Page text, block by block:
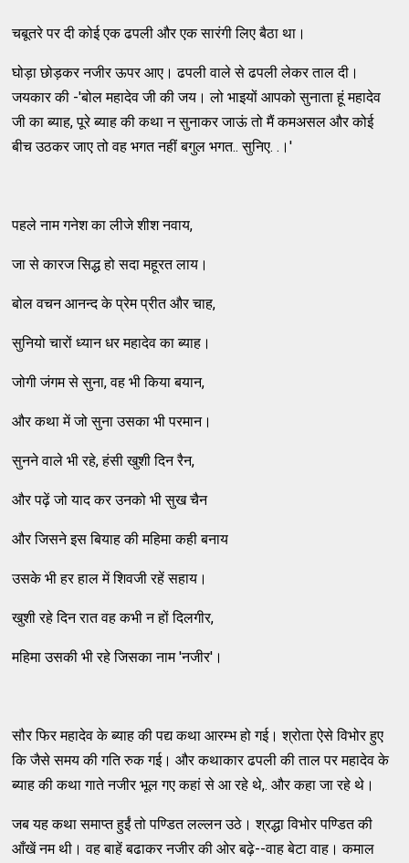
चबूतरे पर दी कोई एक ढपली और एक सारंगी लिए बैठा था।
घोड़ा छोड़कर नजीर ऊपर आए। ढपली वाले से ढपली लेकर ताल दी।
जयकार की -'बोल महादेव जी की जय। लो भाइयों आपको सुनाता हूं महादेव
जी का ब्याह, पूरे ब्याह की कथा न सुनाकर जाऊं तो मैं कमअसल और कोई
बीच उठकर जाए तो वह भगत नहीं बगुल भगत.. सुनिए. .।'
पहले नाम गनेश का लीजे शीश नवाय,
जा से कारज सिद्ध हो सदा महूरत लाय।
बोल वचन आनन्द के प्रेम प्रीत और चाह,
सुनियो चारों ध्यान धर महादेव का ब्याह।
जोगी जंगम से सुना, वह भी किया बयान,
और कथा में जो सुना उसका भी परमान।
सुनने वाले भी रहे, हंसी खुशी दिन रैन,
और पढ़ें जो याद कर उनको भी सुख चैन
और जिसने इस बियाह की महिमा कही बनाय
उसके भी हर हाल में शिवजी रहें सहाय।
खुशी रहे दिन रात वह कभी न हों दिलगीर,
महिमा उसकी भी रहे जिसका नाम 'नजीर'।
सौर फिर महादेव के ब्याह की पद्य कथा आरम्भ हो गई। श्रोता ऐसे विभोर हुए
कि जैसे समय की गति रुक गई। और कथाकार ढपली की ताल पर महादेव के
ब्याह की कथा गाते नजीर भूल गए कहां से आ रहे थे,. और कहा जा रहे थे।
जब यह कथा समाप्त हुईं तो पण्डित लल्लन उठे। श्रद्धा विभोर पण्डित की
आँखें नम थी। वह बाहें बढाकर नजीर की ओर बढ़े--वाह बेटा वाह। कमाल